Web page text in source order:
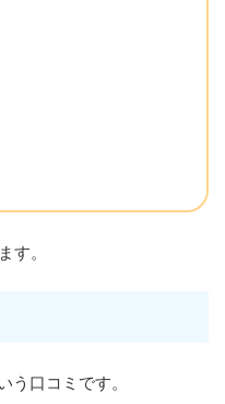
。
口コミです。